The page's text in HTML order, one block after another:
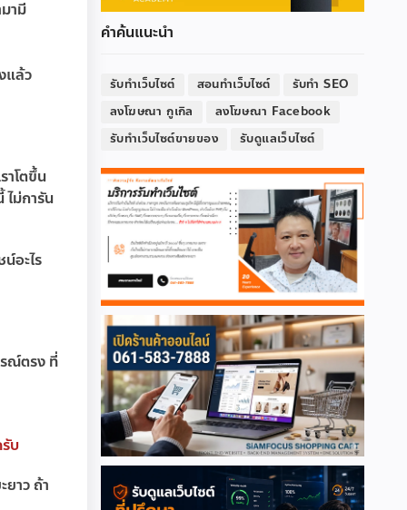
ามี
แล้ว
าโตขึ้น
ไม่การัน
อะไร
รณ์ตรง ที่
บ
าว ถ้า
คำค้นแนะนำ
รับทำเว็บไซต์ สอนทำเว็บไซต์
รับทำ SEO
ลงโฆษณา กูเกิล
ลงโฆษณา Facebook
รับทำเว็บไซต์ขายของ
รับดูแลเว็บไซต์